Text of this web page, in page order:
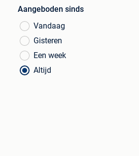
Aangeboden sinds
Vandaag
Gisteren
Een week
Altijd